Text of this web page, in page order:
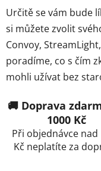
Určitě se vám bude
si můžete zvolit
Convoy,
poradíme, co s čím
mohli užívat bez
🚚 Doprava
1000 Kč
Při objednávce nad
Kč neplatíte za